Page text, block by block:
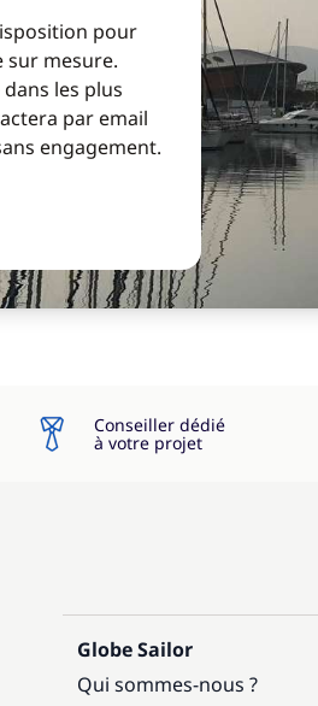
pour
sur mesure.
les plus
par email
engagement.
Conseiller dédié
à votre projet
Globe Sailor
Qui sommes-nous ?